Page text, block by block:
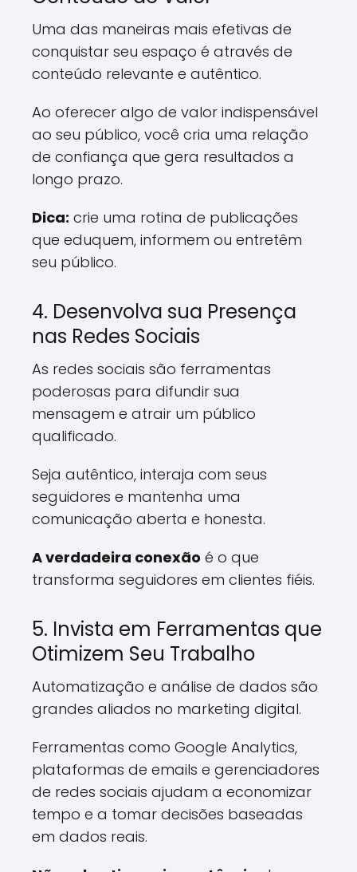
Uma das maneiras mais efetivas de
conquistar seu espaço é através de
conteúdo relevante e autêntico.
Ao oferecer algo de valor indispensável
ao seu público, você cria uma relação
de confiança que gera resultados a
longo prazo.
Dica: crie uma rotina de publicações
que eduquem, informem ou entretêm
seu público.
4. Desenvolva sua Presença
nas Redes Sociais
As redes sociais são ferramentas
poderosas para difundir sua
mensagem e atrair um público
qualificado.
Seja autêntico, interaja com seus
seguidores e mantenha uma
comunicação aberta e honesta.
A verdadeira conexão é o que
transforma seguidores em clientes fiéis.
5. Invista em Ferramentas que
Otimizem Seu Trabalho
Automatização e análise de dados são
grandes aliados no marketing digital.
Ferramentas como Google Analytics,
plataformas de emails e gerenciadores
de redes sociais ajudam a economizar
tempo e a tomar decisões baseadas
em dados reais.